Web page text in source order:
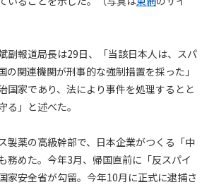
副報道局長は29日、「当該日本人は、スパ
の関連機関が刑事的な強制措置を採った」
国家であり、法により事件を処理するとと
る」と述べた。
製薬の高級幹部で、日本企業がつくる「中
務めた。今年3月、帰国直前に「反スパイ
家安全省が勾留。今年10月に正式に逮捕さ